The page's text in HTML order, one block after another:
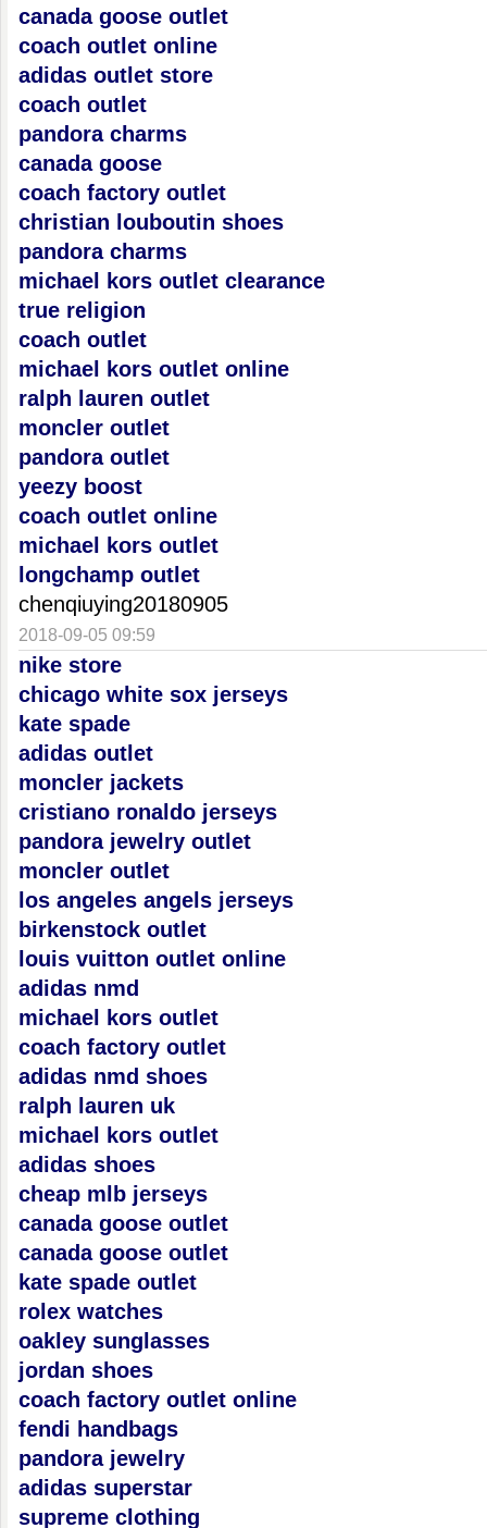
canada goose outlet
coach outlet online
adidas outlet store
coach outlet
pandora charms
canada goose
coach factory outlet
christian louboutin shoes
pandora charms
michael kors outlet clearance
true religion
coach outlet
michael kors outlet online
ralph lauren outlet
moncler outlet
pandora outlet
yeezy boost
coach outlet online
michael kors outlet
longchamp outlet
chenqiuying20180905
2018-09-05 09:59
nike store
chicago white sox jerseys
kate spade
adidas outlet
moncler jackets
cristiano ronaldo jerseys
pandora jewelry outlet
moncler outlet
los angeles angels jerseys
birkenstock outlet
louis vuitton outlet online
adidas nmd
michael kors outlet
coach factory outlet
adidas nmd shoes
ralph lauren uk
michael kors outlet
adidas shoes
cheap mlb jerseys
canada goose outlet
canada goose outlet
kate spade outlet
rolex watches
oakley sunglasses
jordan shoes
coach factory outlet online
fendi handbags
pandora jewelry
adidas superstar
supreme clothing